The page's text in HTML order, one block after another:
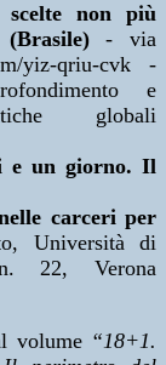
non più
(Brasile)- via
yiz-qriu-cvk -
e
globali
e un giorno. Il
carceri per
Università di
22, Verona
volume “18+1.